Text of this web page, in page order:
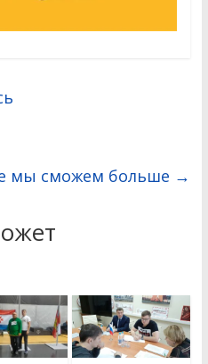
мы сможем больше →